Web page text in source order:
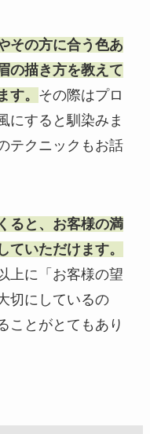
その方に合う色あ
の描き方を教えて
す。 その際はプロ
にすると馴染みま
テクニックもお話
ると、お客様の満
ていただけます。
上に「お客様の望
切にしているの
ことがとてもあり